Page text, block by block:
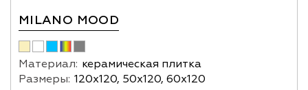
MILANO MOOD
Материал: керамическая плитка
Размеры: 120х120, 50х120, 60х120